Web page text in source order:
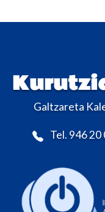
Galtzareta
Tel. 946 20